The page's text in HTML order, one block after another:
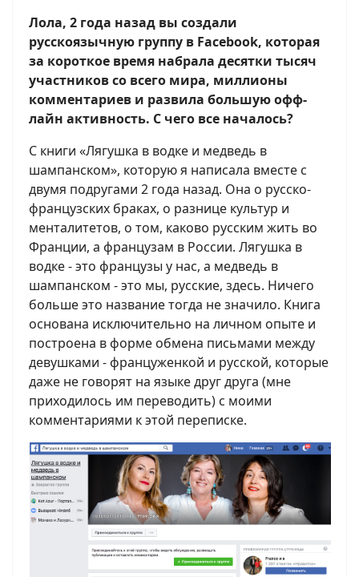
Лола, 2 года назад вы создали
русскоязычную группу в Facebook, которая
за короткое время набрала десятки тысяч
участников со всего мира, миллионы
комментариев и развила большую офф-
лайн активность. С чего все началось?
С книги «Лягушка в водке и медведь в
шампанском», которую я написала вместе с
двумя подругами 2 года назад. Она о русско-
французских браках, о разнице культур и
менталитетов, о том, каково русским жить во
Франции, а французам в России. Лягушка в
водке - это французы у нас, а медведь в
шампанском - это мы, русские, здесь. Ничего
больше это название тогда не значило. Книга
основана исключительно на личном опыте и
построена в форме обмена письмами между
девушками - француженкой и русской, которые
даже не говорят на языке друг друга (мне
приходилось им переводить) с моими
комментариями к этой переписке.